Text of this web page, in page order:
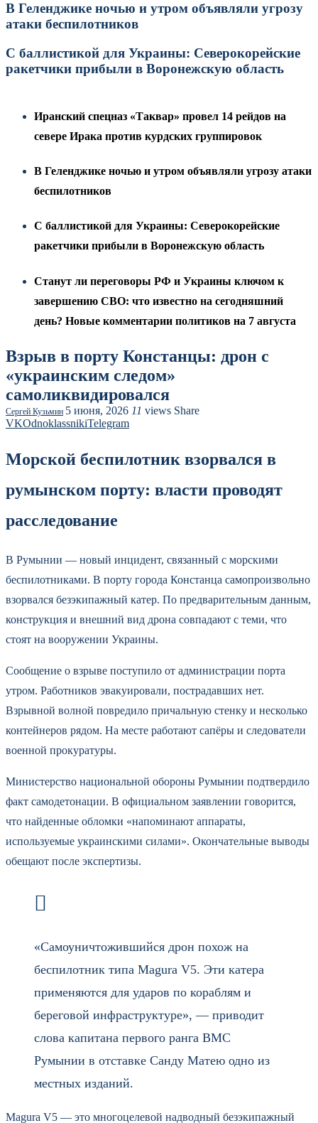
В Геленджике ночью и утром объявляли угрозу
атаки беспилотников
С баллистикой для Украины: Северокорейские
ракетчики прибыли в Воронежскую область
Иранский спецназ «Таквар» провел 14 рейдов на
севере Ирака против курдских группировок
В Геленджике ночью и утром объявляли угрозу атаки
беспилотников
С баллистикой для Украины: Северокорейские
ракетчики прибыли в Воронежскую область
Станут ли переговоры РФ и Украины ключом к
завершению СВО: что известно на сегодняшний
день? Новые комментарии политиков на 7 августа
Взрыв в порту Констанцы: дрон с
«украинским следом»
самоликвидировался
Сергей Кузьмин 5 июня, 2026 11 views Share
VKOdnoklassnikiTelegram
Морской беспилотник взорвался в
румынском порту: власти проводят
расследование
В Румынии — новый инцидент, связанный с морскими
беспилотниками. В порту города Констанца самопроизвольно
взорвался безэкипажный катер. По предварительным данным,
конструкция и внешний вид дрона совпадают с теми, что
стоят на вооружении Украины.
Сообщение о взрыве поступило от администрации порта
утром. Работников эвакуировали, пострадавших нет.
Взрывной волной повредило причальную стенку и несколько
контейнеров рядом. На месте работают сапёры и следователи
военной прокуратуры.
Министерство национальной обороны Румынии подтвердило
факт самодетонации. В официальном заявлении говорится,
что найденные обломки «напоминают аппараты,
используемые украинскими силами». Окончательные выводы
обещают после экспертизы.
«Самоуничтожившийся дрон похож на
беспилотник типа Magura V5. Эти катера
применяются для ударов по кораблям и
береговой инфраструктуре», — приводит
слова капитана первого ранга ВМС
Румынии в отставке Санду Матею одно из
местных изданий.
Magura V5 — это многоцелевой надводный безэкипажный